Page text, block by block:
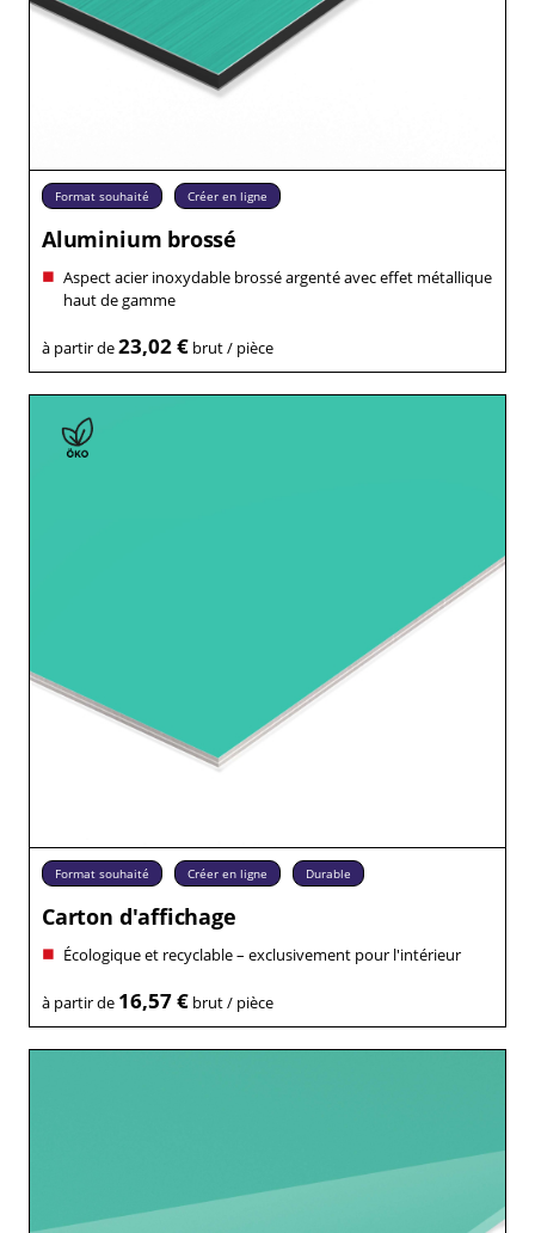
Format souhaité Créer en ligne
Aluminium brossé
Aspect acier inoxydable brossé argenté avec effet métallique
haut de gamme
à partir de23,02 €brut / pièce
Format souhaité Créer en ligne Durable
Carton d'affichage
Écologique et recyclable – exclusivement pour l'intérieur
à partir de 16,57 €brut / pièce